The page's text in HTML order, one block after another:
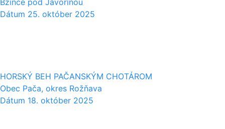
Dátum 25. október 2025
HORSKÝ BEH PAČANSKÝM CHOTÁROM
Obec Pača, okres Rožňava
Dátum 18. október 2025